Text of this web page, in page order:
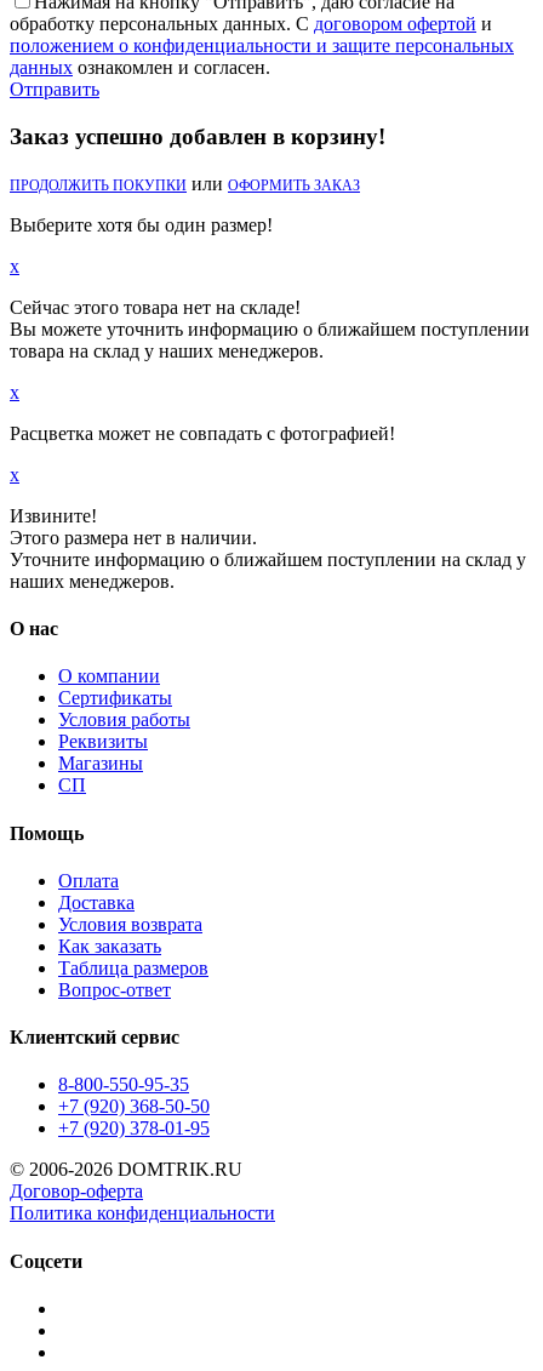
обработку персональных данных. С договором офертой и
положением о конфиденциальности и защите персональных
данных ознакомлен и согласен.
Отправить
Заказ успешно добавлен в корзину!
ПРОДОЛЖИТЬ ПОКУПКИ или ОФОРМИТЬ ЗАКАЗ
Выберите хотя бы один размер!
x
Сейчас этого товара нет на складе!
Вы можете уточнить информацию о ближайшем поступлении
товара на склад у наших менеджеров.
x
Расцветка может не совпадать с фотографией!
x
Извините!
Этого размера нет в наличии.
Уточните информацию о ближайшем поступлении на склад у
наших менеджеров.
О нас
О компании
Сертификаты
Условия работы
Реквизиты
Магазины
СП
Помощь
Оплата
Доставка
Условия возврата
Как заказать
Таблица размеров
Вопрос-ответ
Клиентский сервис
8-800-550-95-35
+7 (920) 368-50-50
+7 (920) 378-01-95
© 2006-2026 DOMTRIK.RU
Договор-оферта
Политика конфиденциальности
Соцсети